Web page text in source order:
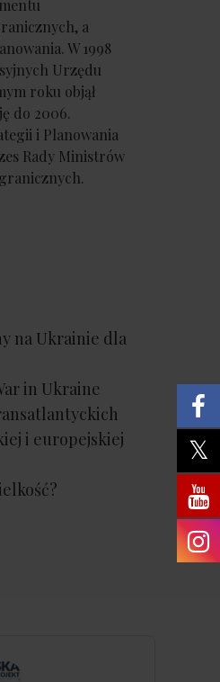
a
W 1998
Urzędu
roku objął
do 2006.
i Planowania
Rady Ministrów
na Ukrainie dla
in Ukraine
i europejskiej